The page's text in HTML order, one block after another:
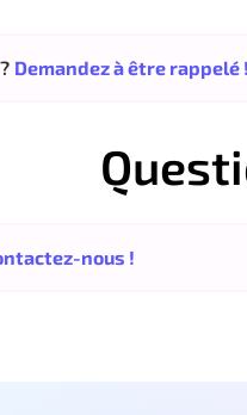
Demandez à être rappelé !
nous !